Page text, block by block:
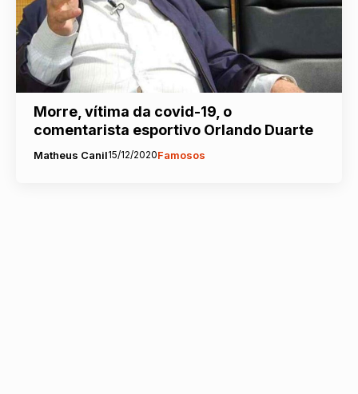
Morre, vítima da covid-19, o
comentarista esportivo Orlando Duarte
Matheus Canil15/12/2020Famosos